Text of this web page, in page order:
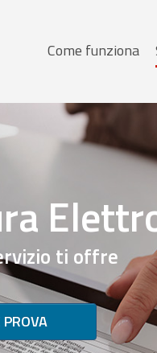
Menu
Come funziona
ti offre
PROVA